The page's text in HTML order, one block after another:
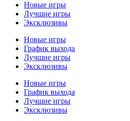
Новые игры
Лучшие игры
Эксклюзивы
Новые игры
График выхода
Лучшие игры
Эксклюзивы
Новые игры
График выхода
Лучшие игры
Эксклюзивы